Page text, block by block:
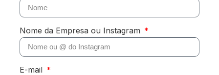
Nome da Empresa ou Instagram
E-mail